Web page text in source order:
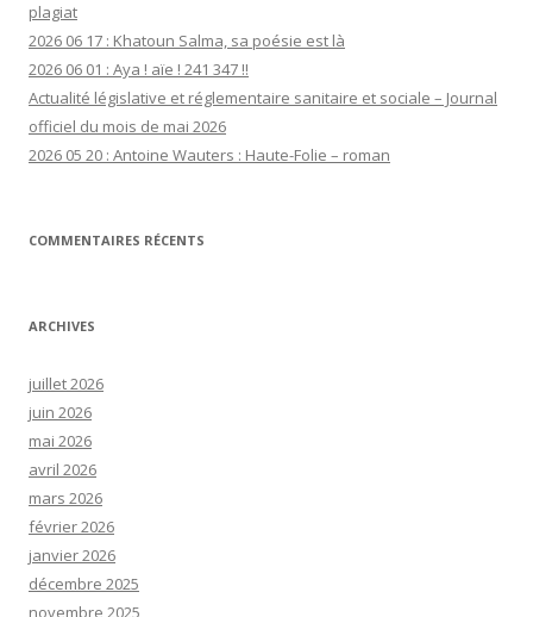
plagiat
2026 06 17 : Khatoun Salma, sa poésie est là
2026 06 01 : Aya ! aïe ! 241 347 !!
Actualité législative et réglementaire sanitaire et sociale – Journal
officiel du mois de mai 2026
2026 05 20 : Antoine Wauters : Haute-Folie – roman
COMMENTAIRES RÉCENTS
ARCHIVES
juillet 2026
juin 2026
mai 2026
avril 2026
mars 2026
février 2026
janvier 2026
décembre 2025
novembre 2025